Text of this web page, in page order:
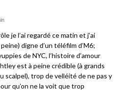
je l’ai regardé ce matin et j’ai
digne d’un téléfilm d’M6;
de NYC, l’histoire d’amour
est à peine crédible (à grands
scalpel), trop de velléité de ne pas y
qu’on ne la voit que trop